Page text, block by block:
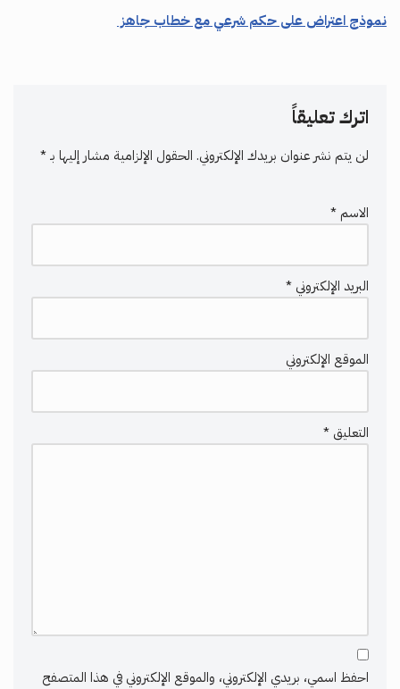
نموذج اعتراض على حكم شرعي مع خطاب جاهز
اترك تعليقاً
لن يتم نشر عنوان بريدك الإلكتروني. الحقول الإلزامية مشار إليها بـ*
الاسم*
البريد الإلكتروني *
الموقع الإلكتروني
التعليق *
احفظ اسمي، بريدي الإلكتروني، والموقع الإلكتروني في هذا المتصفح